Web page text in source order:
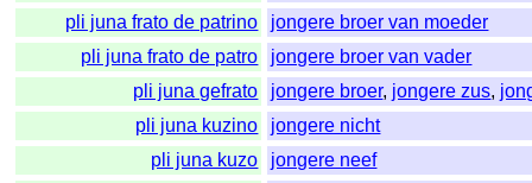
pli juna frato de patrino
jongere broer van moeder
pli juna frato de patro
jongere broer van vader
pli juna gefrato
jongere broer, jongere zus,
pli juna kuzino
jongere nicht
pli juna kuzo
jongere neef